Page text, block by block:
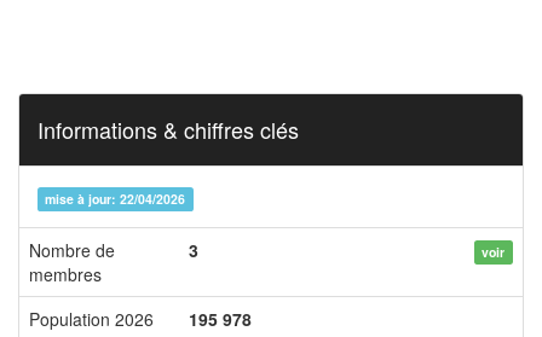
Informations & chiffres clés
mise à jour: 22/04/2026
Nombre de
membres
3 voir
Population 2026
195 978